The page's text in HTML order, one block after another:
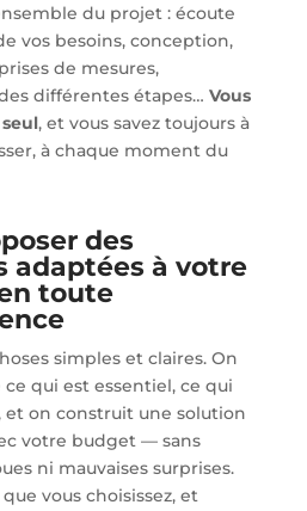
du projet : écoute
vos besoins, conception,
de mesures,
différentes étapes… Vous
, et vous savez toujours à
à chaque moment du
des
adaptées à votre
toute
simples et claires. On
qui est essentiel, ce qui
on construit une solution
votre budget — sans
ni mauvaises surprises.
que vous choisissez, et